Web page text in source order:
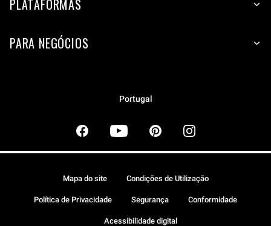
PLATAFORMAS
PARA NEGÓCIOS
Portugal
Mapa do site Condições de Utilização
Política de Privacidade Segurança Conformidade
Acessibilidade digital